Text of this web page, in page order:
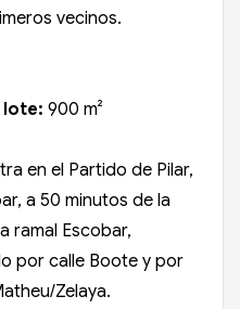
vecinos.
lote: 900 m²
en el Partido de Pilar,
a 50 minutos de la
ramal Escobar,
por calle Boote y por
Zelaya.